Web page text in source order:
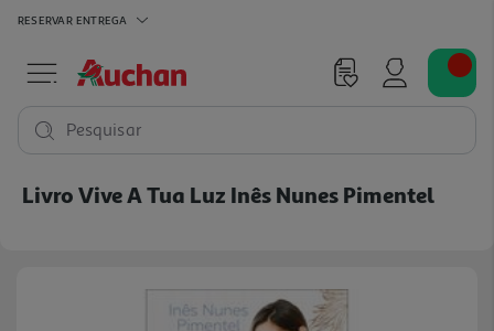
RESERVAR ENTREGA
Pesquisar
Livro Vive A Tua Luz Inês Nunes Pimentel